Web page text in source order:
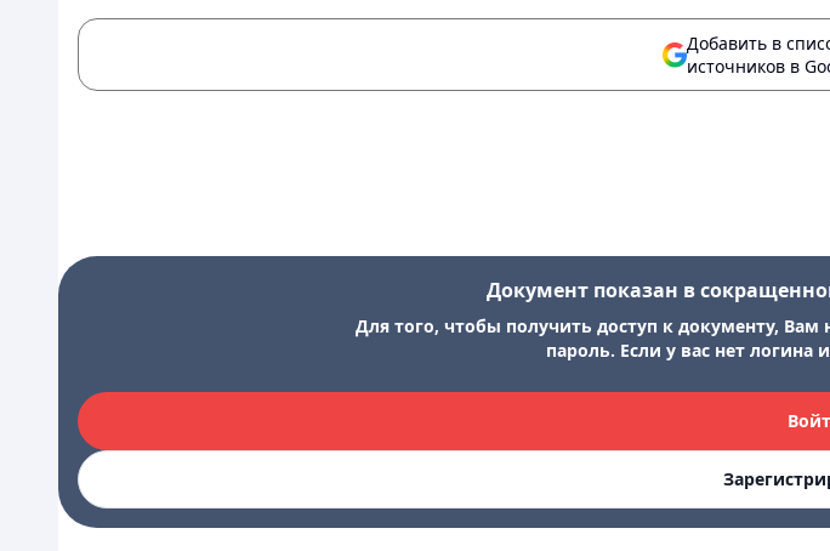
Добавить в
источников в
Документ показан в
Для того, чтобы получить доступ к документу,
пароль. Если у вас нет логина